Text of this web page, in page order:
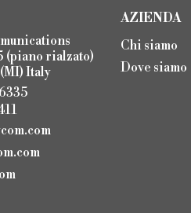
(piano rialzato)
Italy
AZIENDA
Chi siamo
Dove siamo